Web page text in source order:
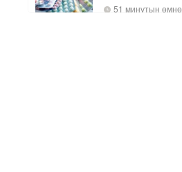
51 минутын өмнө